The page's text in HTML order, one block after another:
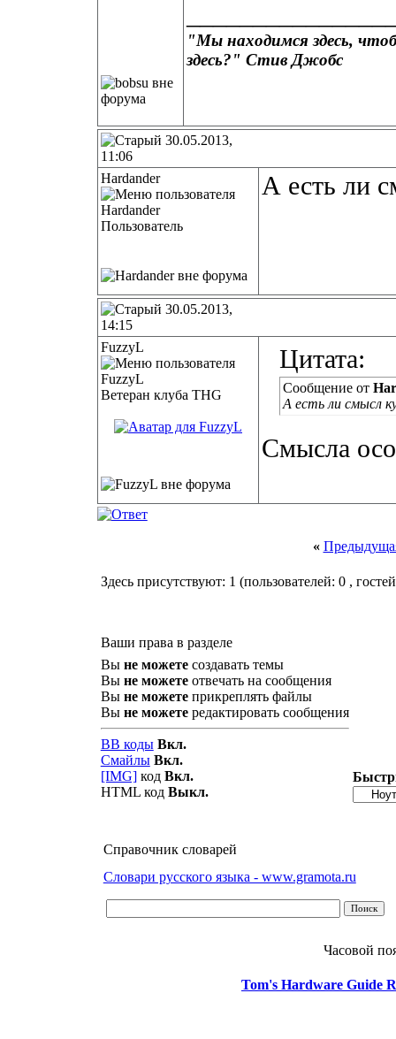
"Мы находимся здесь,
здесь?" Стив Джобс
30.05.2013,
11:06
Hardander
Пользователь
А есть ли
30.05.2013,
14:15
FuzzyL
Ветеран клуба THG
Цитата:
Сообщение от
А есть ли смысл
Смысла
«
Здесь присутствуют: 1 (пользователей: 0 ,
Ваши права в разделе
Вы не можетесоздавать темы
Вы не можетеотвечать на сообщения
Вы не можетеприкреплять файлы
Вы не можетередактировать сообщения
BB коды Вкл.
Смайлы Вкл.
[IMG]код Вкл.
HTML код Выкл.
Справочник словарей
Словари русского языка - www.gramota.ru
Часовой
Tom's Hardware Guide